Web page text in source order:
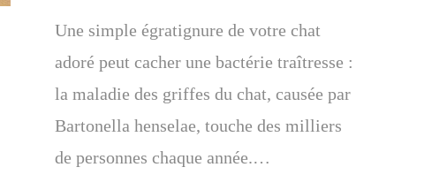
Une simple égratignure de votre chat
adoré peut cacher une bactérie traîtresse :
la maladie des griffes du chat, causée par
Bartonella henselae, touche des milliers
de personnes chaque année.…